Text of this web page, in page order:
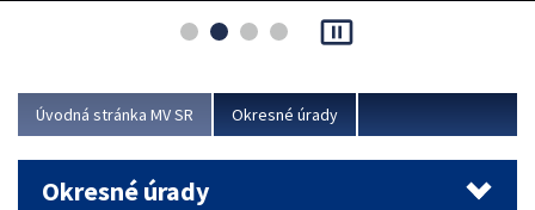
asociácie poisťovní (SLASPO) a Ministerstva vnútra SR.
Viac
pause_presentation
Úvodná stránka MV SR Okresné úrady
Okresné úrady